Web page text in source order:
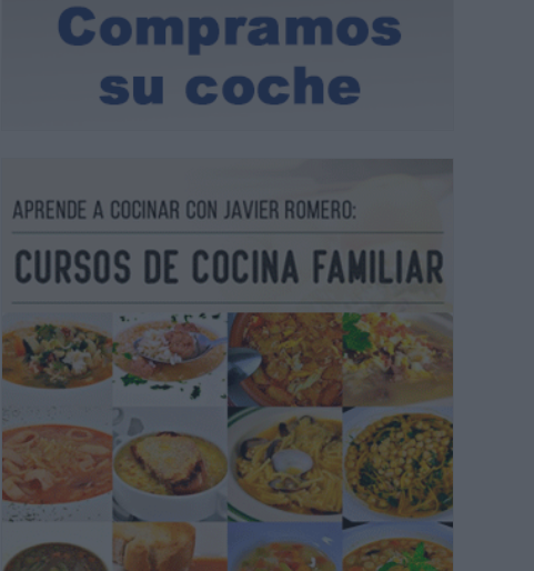
En el centro, Fran Gallardo, director del proyecto y encargado de la
García y Rosa Torres. |
A. LAGO.